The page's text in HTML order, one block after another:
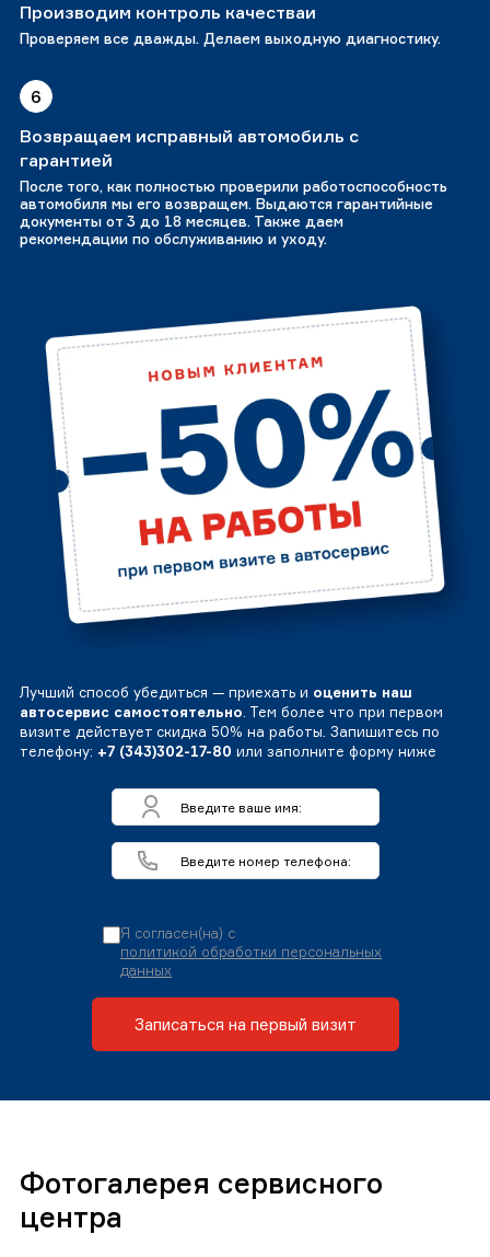
Производим контроль качестваи
Проверяем все дважды. Делаем выходную диагностику.
6
Возвращаем исправный автомобиль с
гарантией
После того, как полностью проверили работоспособность
автомобиля мы его возвращем. Выдаются гарантийные
документы от 3 до 18 месяцев. Также даем
рекомендации по обслуживанию и уходу.
Лучший способ убедиться — приехать и оценить наш
автосервис самостоятельно. Тем более что при первом
визите действует скидка 50% на работы. Запишитесь по
телефону: +7 (343)302-17-80 или заполните форму ниже
Я согласен(на) с
политикой обработки персональных
данных
Записаться на первый визит
Фотогалерея сервисного
центра